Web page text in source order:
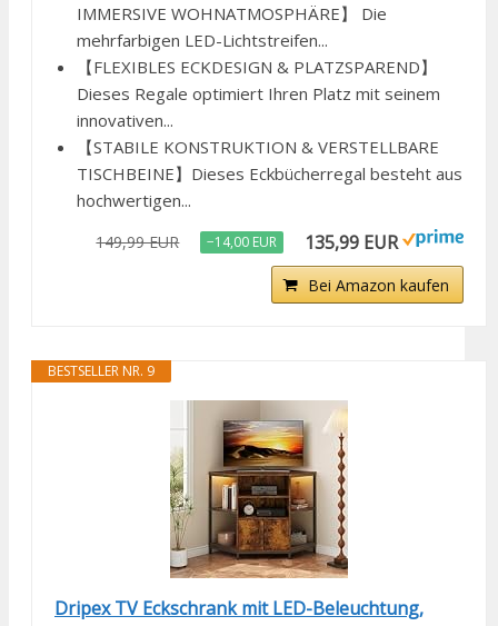
IMMERSIVE WOHNATMOSPHÄRE】 Die
mehrfarbigen LED-Lichtstreifen...
【FLEXIBLES ECKDESIGN & PLATZSPAREND】
Dieses Regale optimiert Ihren Platz mit seinem
innovativen...
【STABILE KONSTRUKTION & VERSTELLBARE
TISCHBEINE】Dieses Eckbücherregal besteht aus
hochwertigen...
149,99 EUR −14,00 EUR 135,99 EUR
Bei Amazon kaufen
BESTSELLER NR. 9
Dripex TV Eckschrank mit LED-Beleuchtung,